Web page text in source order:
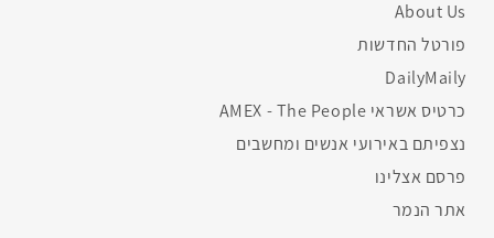
About Us
פורטל החדשות
DailyMaily
כרטיס אשראי AMEX - The People
נצפיתם באירועי אנשים ומחשבים
פרסם אצלינו
אתר הנמר